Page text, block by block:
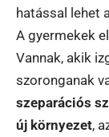
hatással lehet
A gyermekek
Vannak, akik
szoronganak
szeparációs
új környezet,